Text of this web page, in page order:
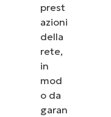
prest
azioni
della
rete,
in
mod
o da
garan